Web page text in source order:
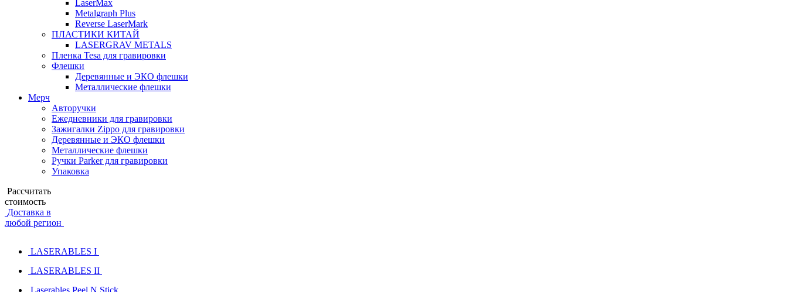
LaserMax
Metalgraph Plus
Reverse LaserMark
ПЛАСТИКИ КИТАЙ
LASERGRAV METALS
Пленка Tesa для гравировки
Флешки
Деревянные и ЭКО флешки
Металлические флешки
Мерч
Авторучки
Ежедневники для гравировки
Зажигалки Zippo для гравировки
Деревянные и ЭКО флешки
Металлические флешки
Ручки Parker для гравировки
Упаковка
Рассчитать
стоимость
Доставка в
любой регион
LASERABLES I
LASERABLES II
Laserables Peel N Stick